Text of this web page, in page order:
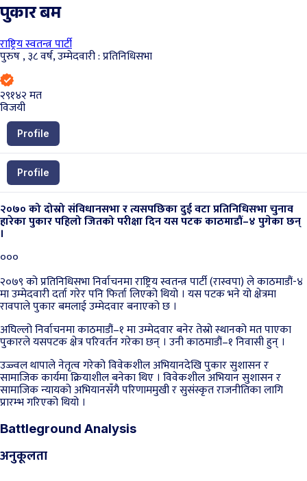
पुकार बम
राष्ट्रिय स्वतन्त्र पार्टी
पुरुष , ३८ वर्ष, उम्मेदवारी : प्रतिनिधिसभा
२९१४२मत
विजयी
Profile
Profile
२०७० को दोस्रो संविधानसभा र त्यसपछिका दुई वटा प्रतिनिधिसभा चुनाव
हारेका पुकार पहिलो जितको परीक्षा दिन यस पटक काठमाडौं–४ पुगेका छन्
।
०००
२०७९ को प्रतिनिधिसभा निर्वाचनमा राष्ट्रिय स्वतन्त्र पार्टी (रास्वपा) ले काठमाडौं-४
मा उम्मेदवारी दर्ता गरेर पनि फिर्ता लिएको थियो । यस पटक भने यो क्षेत्रमा
रावपाले पुकार बमलाई उम्मेदवार बनाएको छ ।
अघिल्लो निर्वाचनमा काठमाडौं–१ मा उम्मेदवार बनेर तेस्रो स्थानको मत पाएका
पुकारले यसपटक क्षेत्र परिवर्तन गरेका छन् । उनी काठमाडौं–१ निवासी हुन् ।
उज्ज्वल थापाले नेतृत्व गरेको विवेकशील अभियानदेखि पुकार सुशासन र
सामाजिक कार्यमा क्रियाशील बनेका थिए । विवेकशील अभियान सुशासन र
सामाजिक न्यायको अभियानसँगै परिणाममुखी र सुसंस्कृत राजनीतिका लागि
प्रारम्भ गरिएको थियो ।
Battleground Analysis
अनुकूलता